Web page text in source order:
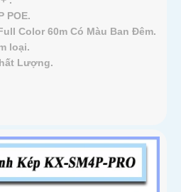
POE.
Color 60m Có Màu Ban Ðêm.
loại.
Lượng.